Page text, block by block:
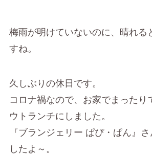
梅雨が明けていないのに、晴れる
すね。
久しぶりの休日です。
コロナ禍なので、お家でまったり
ウトランチにしました。
『ブランジェリー ぱぴ・ぱん』
したよ～。